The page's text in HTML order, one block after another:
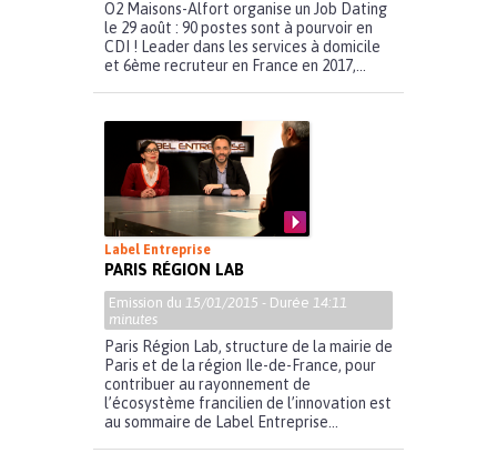
O2 Maisons-Alfort organise un Job Dating
le 29 août : 90 postes sont à pourvoir en
CDI ! Leader dans les services à domicile
et 6ème recruteur en France en 2017,...
Label Entreprise
PARIS RÉGION LAB
Emission du 15/01/2015 - Durée 14:11
minutes
Paris Région Lab, structure de la mairie de
Paris et de la région Ile-de-France, pour
contribuer au rayonnement de
l’écosystème francilien de l’innovation est
au sommaire de Label Entreprise...